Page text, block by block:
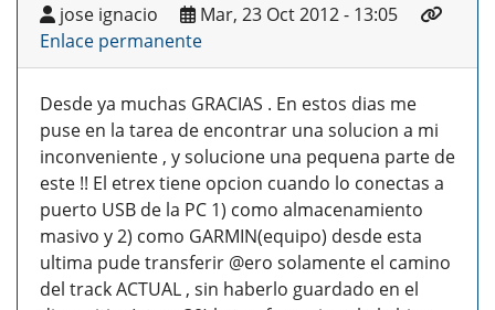
jose ignacio
Mar, 23 Oct 2012 - 13:05
Enlace permanente
Desde ya muchas GRACIAS . En estos dias me
puse en la tarea de encontrar una solucion a mi
inconveniente , y solucione una pequena parte de
este !! El etrex tiene opcion cuando lo conectas a
puerto USB de la PC 1) como almacenamiento
masivo y 2) como GARMIN(equipo) desde esta
ultima pude transferir @ero solamente el camino
del track ACTUAL , sin haberlo guardado en el